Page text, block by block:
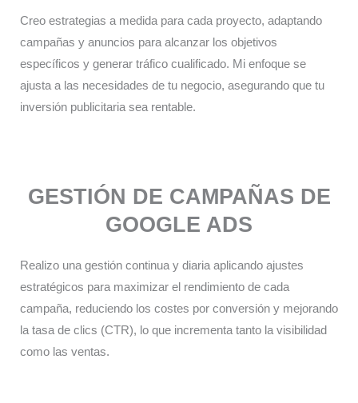
Creo estrategias a medida para cada proyecto, adaptando
campañas y anuncios para alcanzar los objetivos
específicos y generar tráfico cualificado. Mi enfoque se
ajusta a las necesidades de tu negocio, asegurando que tu
inversión publicitaria sea rentable.
GESTIÓN DE CAMPAÑAS DE
GOOGLE ADS
Realizo una gestión continua y diaria aplicando ajustes
estratégicos para maximizar el rendimiento de cada
campaña, reduciendo los costes por conversión y mejorando
la tasa de clics (CTR), lo que incrementa tanto la visibilidad
como las ventas.​